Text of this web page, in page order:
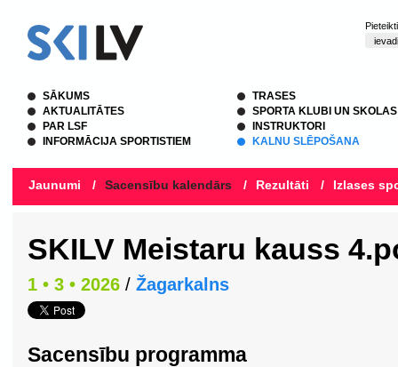
SĀKUMS
AKTUALITĀTES
PAR LSF
INFORMĀCIJA SPORTISTIEM
TRASES
SPORTA KLUBI UN SKOLAS
INSTRUKTORI
KALNU SLĒPOŠANA
Jaunumi / Sacensību kalendārs / Rezultāti / Izlases
SKILV Meistaru kauss
1 • 3 • 2026 / Žagarkalns
Sacensību programma